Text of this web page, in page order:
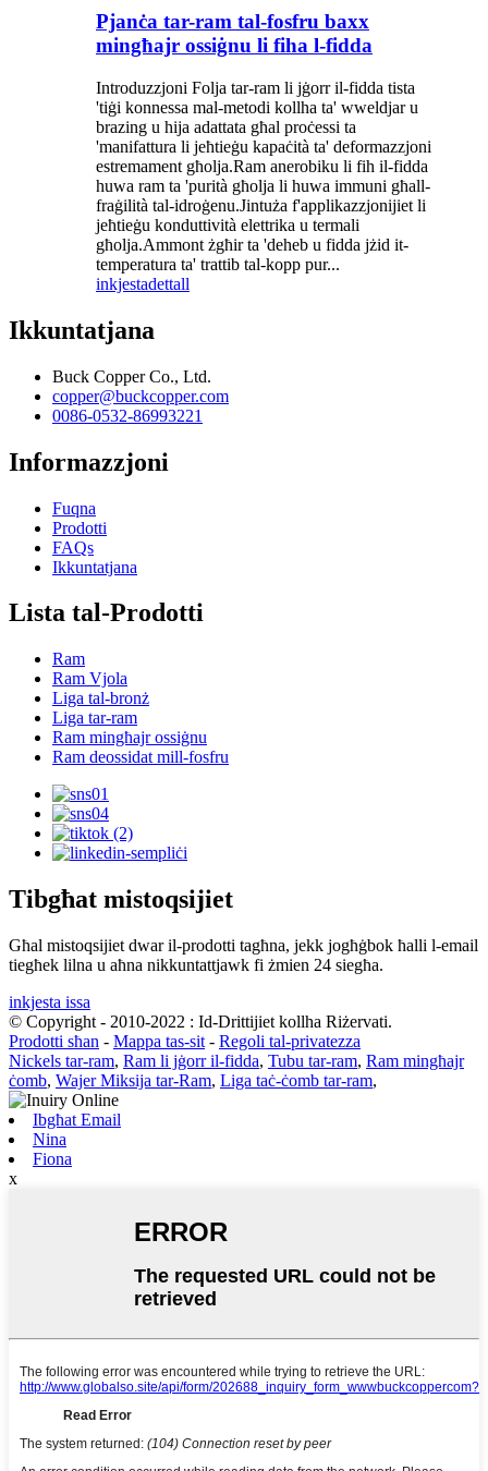
Pjanċa tar-ram tal-fosfru baxx
mingħajr ossiġnu li fiha l-fidda
Introduzzjoni Folja tar-ram li jġorr il-fidda tista
'tiġi konnessa mal-metodi kollha ta' wweldjar u
brazing u hija adattata għal proċessi ta
'manifattura li jeħtieġu kapaċità ta' deformazzjoni
estremament għolja.Ram anerobiku li fih il-fidda
huwa ram ta 'purità għolja li huwa immuni għall-
fraġilità tal-idroġenu.Jintuża f'applikazzjonijiet li
jeħtieġu konduttività elettrika u termali
għolja.Ammont żgħir ta 'deheb u fidda jżid it-
temperatura ta' trattib tal-kopp pur...
inkjestadettall
Ikkuntatjana
Buck Copper Co., Ltd.
copper@buckcopper.com
0086-0532-86993221
Informazzjoni
Fuqna
Prodotti
FAQs
Ikkuntatjana
Lista tal-Prodotti
Ram
Ram Vjola
Liga tal-bronż
Liga tar-ram
Ram mingħajr ossiġnu
Ram deossidat mill-fosfru
Tibgħat mistoqsijiet
Għal mistoqsijiet dwar il-prodotti tagħna, jekk jogħġbok ħalli l-email
tiegħek lilna u aħna nikkuntattjawk fi żmien 24 siegħa.
inkjesta issa
© Copyright - 2010-2022 : Id-Drittijiet kollha Riżervati.
Prodotti sħan - Mappa tas-sit - Regoli tal-privatezza
Nickels tar-ram, Ram li jġorr il-fidda, Tubu tar-ram, Ram mingħajr
ċomb, Wajer Miksija tar-Ram, Liga taċ-ċomb tar-ram,
Ibgħat Email
Nina
Fiona
x